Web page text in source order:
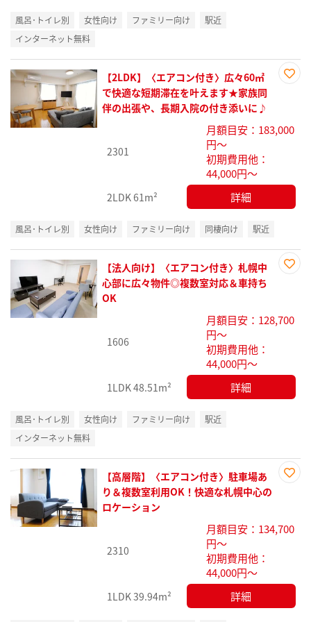
風呂･トイレ別 女性向け ファミリー向け
駅近
インターネット無料
録
【2LDK】〈エアコン付き〉広々60㎡
で快適な短期滞在を叶えます★家族同
伴の出張や、長期入院の付き添いに♪
2301
月額目安：183,000
円～
初期費用他：
44,000円～
2LDK61m² 詳細
風呂･トイレ別 女性向け ファミリー向け 同棲向け 駅近
録
【法人向け】〈エアコン付き〉札幌中
心部に広々物件◎複数室対応＆車持ち
OK
1606
月額目安：128,700
円～
初期費用他：
44,000円～
1LDK48.51m² 詳細
風呂･トイレ別 女性向け ファミリー向け
駅近
インターネット無料
録
【高層階】〈エアコン付き〉駐車場あ
り＆複数室利用OK！快適な札幌中心の
ロケーション
2310
月額目安：134,700
円～
初期費用他：
44,000円～
1LDK39.94m² 詳細